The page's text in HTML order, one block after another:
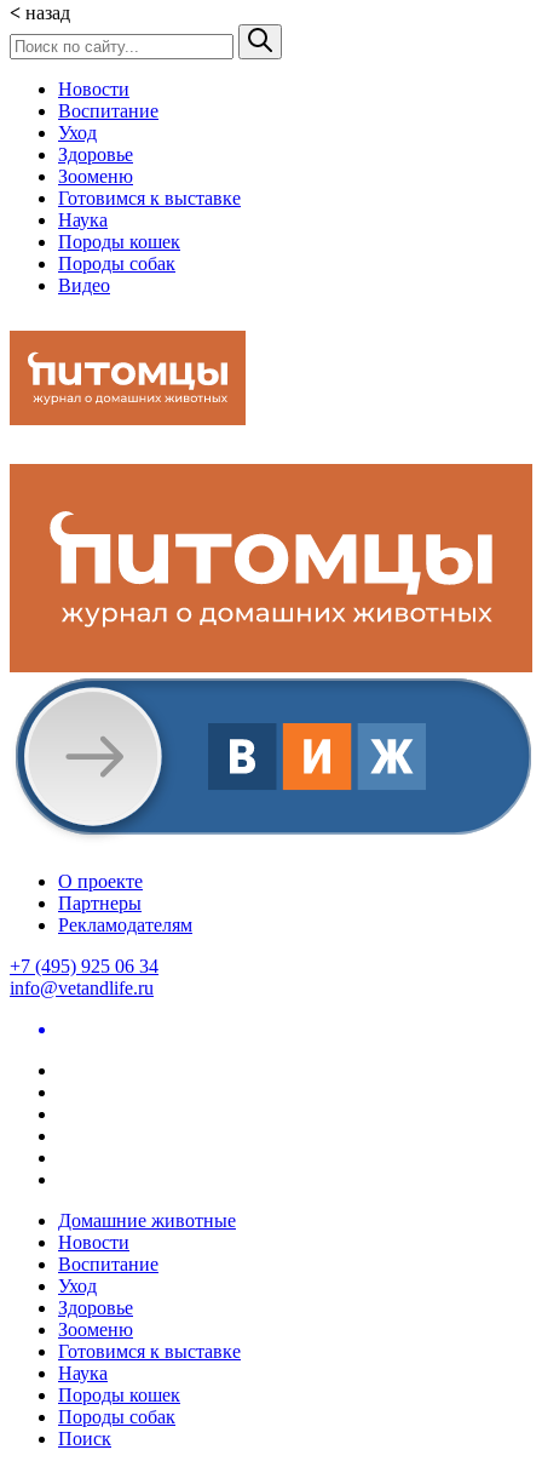
< назад
Новости
Воспитание
Уход
Здоровье
Зооменю
Готовимся к выставке
Наука
Породы кошек
Породы собак
Видео
О проекте
Партнеры
Рекламодателям
+7 (495) 925 06 34
info@vetandlife.ru
Домашние животные
Новости
Воспитание
Уход
Здоровье
Зооменю
Готовимся к выставке
Наука
Породы кошек
Породы собак
Поиск